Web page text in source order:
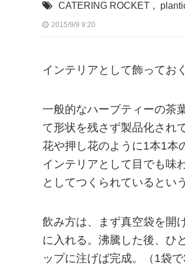
CATERING ROCKET ,
2015/9/9 9:20
インテリアとして飾ってお
一般的なハーブティーの茶
て形状を残さず製品化され
花や押し花のように1本1本
インテリアとして目でも味
としてつくられているという
飲み方は、まず真空袋を開
に入れる。沸騰した後、ひ
ップに注げば完成。（1袋で